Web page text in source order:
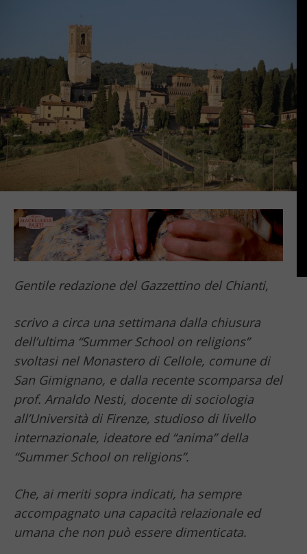
Gentile redazione del Gazzettino del Chianti,
scrivo a circa una settimana dalla chiusura
dell’ultima “Summer School on religions”
svoltasi nel Monastero di Cellole, comune di
San Gimignano, e dalla recente scomparsa del
prof. Arnaldo Nesti, docente di sociologia
all’Università di Firenze, studioso di livello
internazionale, ideatore ed “anima” della
“Summer School on religions”.
Che, ai meriti sopra indicati, ha sempre
accompagnato una capacità relazionale ed
umana che non può essere dimenticata.